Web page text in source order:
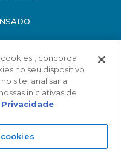
395g
O ALIMENTO
E ALERGIAS E É
ANOS DE IDADE
reservados |
concorda
no seu dispositivo
site, analisar a
iniciativas de